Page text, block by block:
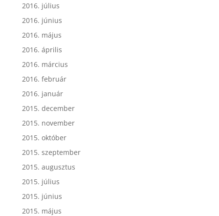
2016. július
2016. június
2016. május
2016. április
2016. március
2016. február
2016. január
2015. december
2015. november
2015. október
2015. szeptember
2015. augusztus
2015. július
2015. június
2015. május